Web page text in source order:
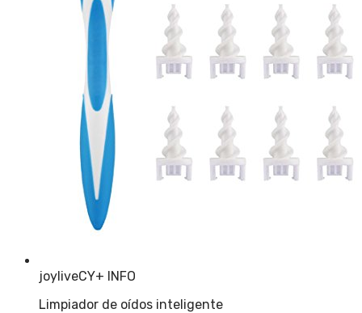
joyliveCY+ INFO
Limpiador de oídos inteligente